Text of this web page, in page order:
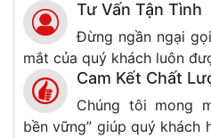
Tư Vấn Tận Tình
Đừng ngần ngại
mắt của quý khách luôn
Cam Kết Chất
Chúng tôi mong
bền vững” giúp quý khách